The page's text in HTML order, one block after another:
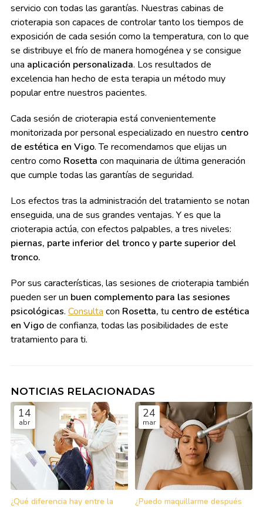
servicio con todas las garantías. Nuestras cabinas de
crioterapia son capaces de controlar tanto los tiempos de
exposición de cada sesión como la temperatura, con lo que
se distribuye el frío de manera homogénea y se consigue
una aplicación personalizada. Los resultados de
excelencia han hecho de esta terapia un método muy
popular entre nuestros pacientes.
Cada sesión de crioterapia está convenientemente
monitorizada por personal especializado en nuestro centro
de estética en Vigo. Te recomendamos que elijas un
centro como Rosetta con maquinaria de última generación
que cumple todas las garantías de seguridad.
Los efectos tras la administración del tratamiento se notan
enseguida, una de sus grandes ventajas. Y es que la
crioterapia actúa, con efectos palpables, a tres niveles:
piernas, parte inferior del tronco y parte superior del
tronco.
Por sus características, las sesiones de crioterapia también
pueden ser un buen complemento para las sesiones
psicológicas. Consulta con Rosetta, tu centro de estética
en Vigode confianza, todas las posibilidades de este
tratamiento para ti.
NOTICIAS RELACIONADAS
14
abr
¿Qué diferencia hay entre la
24
mar
¿Puedo maquillarme después